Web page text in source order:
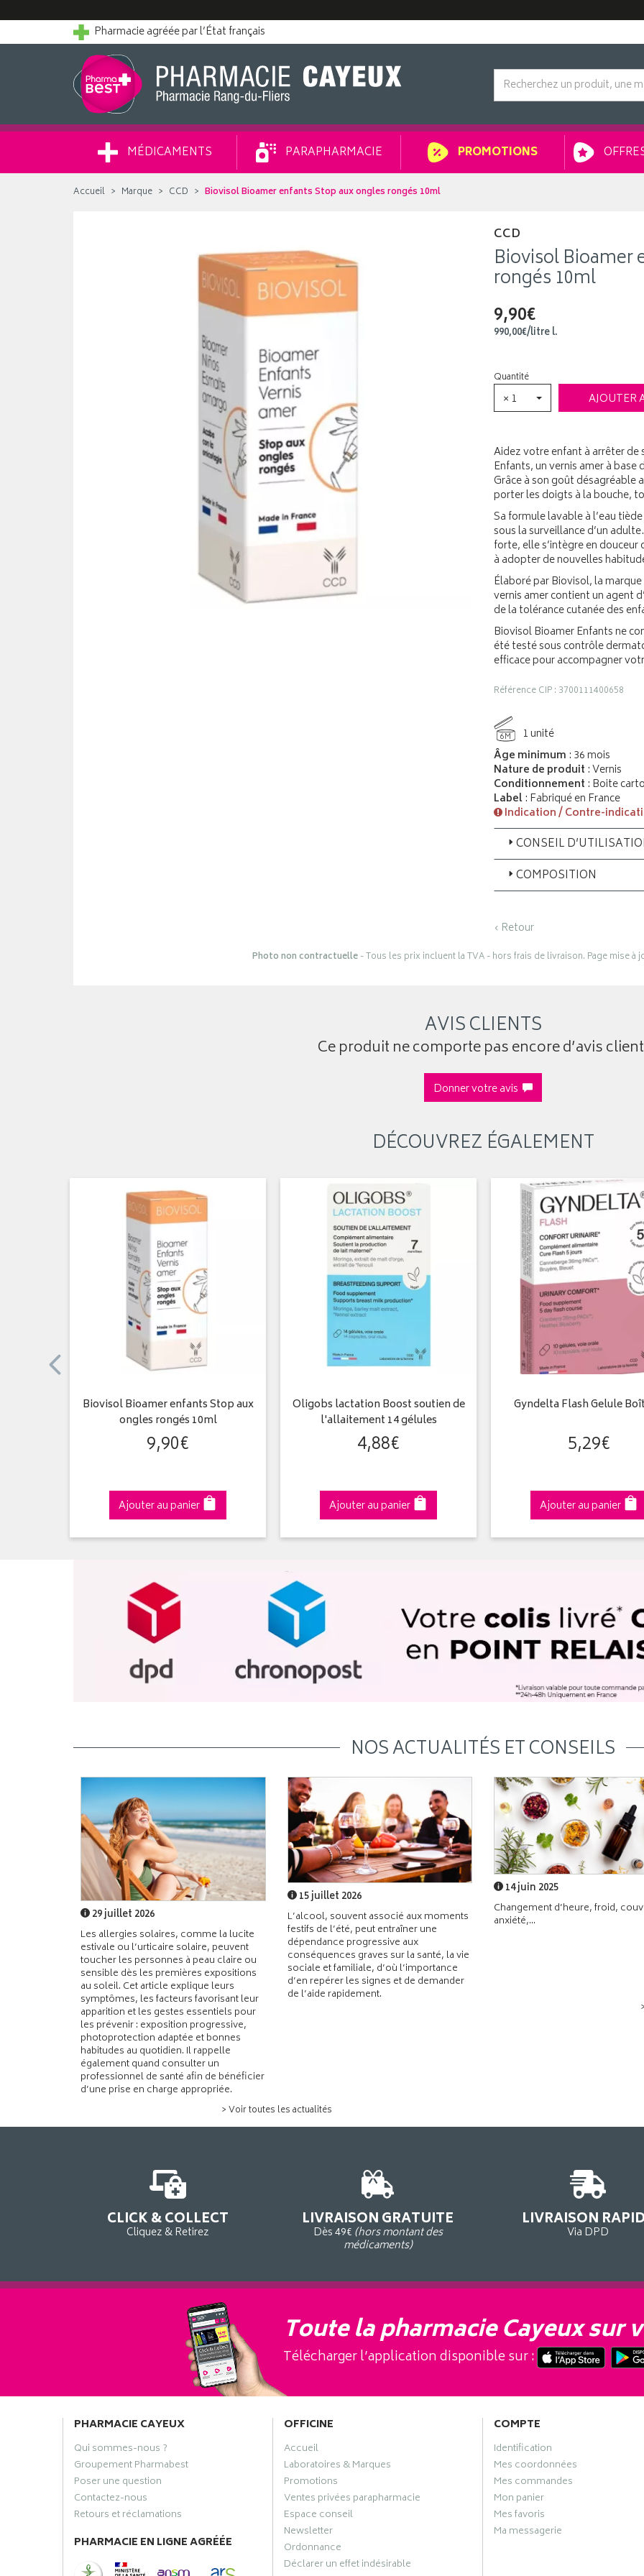
Pharmacie agréée par l’État français
MÉDICAMENTS PARAPHARMACIE PROMOTIONS
Accueil Marque CCD Biovisol Bioamer enfants Stop aux ongles rongés 10ml
CCD
Biovisol Bioamer
rongés 10ml
9,90€
990,00€/litrel.
Quantité
× 1 AJOUTER
Aidez votre enfant à arrêter de
Enfants, un vernis amer à base
Grâce à son goût désagréable
porter les doigts à la bouche,
Sa formule lavable à l’eau
sous la surveillance d’un
forte, elle s’intègre en
à adopter de nouvelles
Élaboré par Biovisol, la
vernis amer contient un agent
de la tolérance cutanée des
Biovisol Bioamer Enfants ne
été testé sous contrôle
efficace pour accompagner
Référence CIP : 3700111400658
6M
1 unité
Âge minimum : 36 mois
Nature de produit : Vernis
Conditionnement : Boite
Label: Fabriqué en France
Indication / Contre-
CONSEIL
COMPOSITION
‹ Retour
Photo non contractuelle- Tous les prix incluent la TVA - hors frais de livraison. Page mise à
AVIS CLIENTS
Ce produit ne comporte pas encore d’avis
Donner votre avis
DÉCOUVREZ ÉGALEMENT
Biovisol Bioamer enfants Stop aux
ongles rongés 10ml
9,90€
Ajouter au panier
Oligobs lactation Boost soutien de
l'allaitement 14 gélules
4,88€
Ajouter au panier
Gyndelta Flash Gelule
5,29€
Ajouter au panier
NOS ACTUALITÉS ET CONSEILS
29 juillet 2026
Les allergies solaires, comme la lucite
estivale ou l’urticaire solaire, peuvent
toucher les personnes à peau claire ou
sensible dès les premières expositions
au soleil. Cet article explique leurs
symptômes, les facteurs favorisant leur
apparition et les gestes essentiels pour
les prévenir : exposition progressive,
photoprotection adaptée et bonnes
habitudes au quotidien. Il rappelle
également quand consulter un
professionnel de santé afin de bénéficier
d’une prise en charge appropriée.
15 juillet 2026
L’alcool, souvent associé aux moments
festifs de l’été, peut entraîner une
dépendance progressive aux
conséquences graves sur la santé, la vie
sociale et familiale, d’où l’importance
d’en repérer les signes et de demander
de l’aide rapidement.
> Voir toutes les actualités
14 juin 2025
Changement d’heure, froid,
anxiété,...
CLICK & COLLECT
Cliquez & Retirez
LIVRAISON GRATUITE
Dès 49€ (hors montant des
médicaments)
LIVRAISON
Via DPD
Toute la pharmacie Cayeux sur
Télécharger l’application disponible sur :
PHARMACIE CAYEUX
Qui sommes-nous ?
Groupement Pharmabest
Poser une question
Contactez-nous
Retours et réclamations
PHARMACIE EN LIGNE AGRÉÉE
OFFICINE
Accueil
Laboratoires & Marques
Promotions
Ventes privées parapharmacie
Espace conseil
Newsletter
Ordonnance
Déclarer un effet indésirable
COMPTE
Identification
Mes coordonnées
Mes commandes
Mon panier
Mes favoris
Ma messagerie